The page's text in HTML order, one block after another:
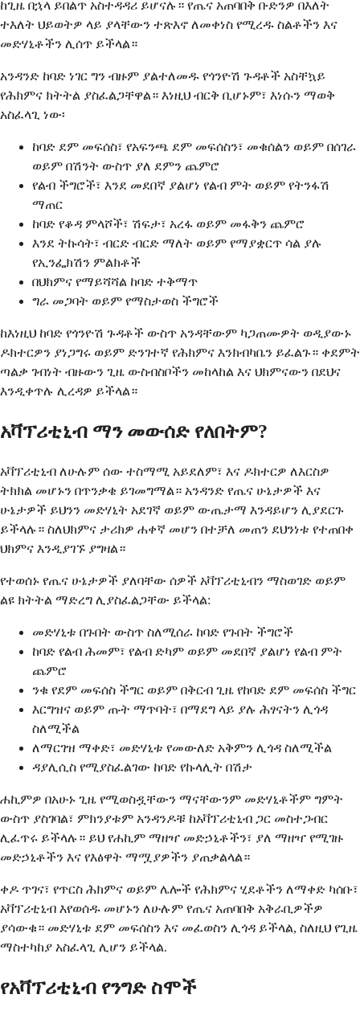
ከጊዜ በኋላ ይበልጥ አስተዳዳሪ ይሆናሉ። የጤና አጠባበቅ ቡድንዎ በእለት
ተእለት ህይወትዎ ላይ ያላቸውን ተጽእኖ ለመቀነስ የሚረዱ ስልቶችን እና
መድሃኒቶችን ሊሰጥ ይችላል።
አንዳንድ ከባድ ነገር ግን ብዙም ያልተለመዱ የጎንዮሽ ጉዳቶች አስቸኳይ
የሕክምና ክትትል ያስፈልጋቸዋል። እነዚህ ብርቅ ቢሆኑም፣ እነሱን ማወቅ
አስፈላጊ ነው፡
ከባድ ደም መፍሰስ፣ የአፍንጫ ደም መፍሰስን፣ መቁሰልን ወይም በሰገራ
ወይም በሽንት ውስጥ ያለ ደምን ጨምሮ
የልብ ችግሮች፣ እንደ መደበኛ ያልሆነ የልብ ምት ወይም የትንፋሽ
ማጠር
ከባድ የቆዳ ምላሾች፣ ሽፍታ፣ አረፋ ወይም መፋቅን ጨምሮ
እንደ ትኩሳት፣ ብርድ ብርድ ማለት ወይም የማያቋርጥ ሳል ያሉ
የኢንፌክሽን ምልክቶች
በህክምና የማይሻሻል ከባድ ተቅማጥ
ግራ መጋባት ወይም የማስታወስ ችግሮች
ከእነዚህ ከባድ የጎንዮሽ ጉዳቶች ውስጥ አንዳቸውም ካጋጠሙዎት ወዲያውኑ
ዶክተርዎን ያነጋግሩ ወይም ድንገተኛ የሕክምና እንክብካቤን ይፈልጉ። ቀደምት
ጣልቃ ገብነት ብዙውን ጊዜ ውስብስቦችን መከላከል እና ህክምናውን በደህና
እንዲቀጥሉ ሊረዳዎ ይችላል።
አቫፕሪቲኒብ ማን መውሰድ የለበትም?
አቫፕሪቲኒብ ለሁሉም ሰው ተስማሚ አይደለም፣ እና ዶክተርዎ ለእርስዎ
ትክክል መሆኑን በጥንቃቄ ይገመግማል። አንዳንድ የጤና ሁኔታዎች እና
ሁኔታዎች ይህንን መድሃኒት አደገኛ ወይም ውጤታማ እንዳይሆን ሊያደርጉ
ይችላሉ። ስለህክምና ታሪክዎ ሐቀኛ መሆን በተቻለ መጠን ደህንነቱ የተጠበቀ
ህክምና እንዲያገኙ ያግዛል።
የተወሰኑ የጤና ሁኔታዎች ያለባቸው ሰዎች አቫፕሪቲኒብን ማስወገድ ወይም
ልዩ ክትትል ማድረግ ሊያስፈልጋቸው ይችላል:
መድሃኒቱ በጉበት ውስጥ ስለሚሰራ ከባድ የጉበት ችግሮች
ከባድ የልብ ሕመም፣ የልብ ድካም ወይም መደበኛ ያልሆነ የልብ ምት
ጨምሮ
ንቁ የደም መፍሰስ ችግር ወይም በቅርብ ጊዜ የከባድ ደም መፍሰስ ችግር
እርግዝና ወይም ጡት ማጥባት፣ በማደግ ላይ ያሉ ሕፃናትን ሊጎዳ
ስለሚችል
ለማርገዝ ማቀድ፣ መድሃኒቱ የመውለድ አቅምን ሊጎዳ ስለሚችል
ዳያሊሲስ የሚያስፈልገው ከባድ የኩላሊት በሽታ
ሐኪምዎ በአሁኑ ጊዜ የሚወስዷቸውን ማናቸውንም መድሃኒቶችም ግምት
ውስጥ ያስገባል፣ ምክንያቱም አንዳንዶቹ ከአቫፕሪቲኒብ ጋር መስተጋብር
ሊፈጥሩ ይችላሉ። ይህ የሐኪም ማዘዣ መድኃኒቶችን፣ ያለ ማዘዣ የሚገዙ
መድኃኒቶችን እና የእፅዋት ማሟያዎችን ያጠቃልላል።
ቀዶ ጥገና፣ የጥርስ ሕክምና ወይም ሌሎች የሕክምና ሂደቶችን ለማቀድ ካሰቡ፣
አቫፕሪቲኒብ እየወሰዱ መሆኑን ለሁሉም የጤና አጠባበቅ አቅራቢዎችዎ
ያሳውቁ። መድሃኒቱ ደም መፍሰስን እና መፈወስን ሊጎዳ ይችላል, ስለዚህ የጊዜ
ማስተካከያ አስፈላጊ ሊሆን ይችላል.
የአቫፕሪቲኒብ የንግድ ስሞች